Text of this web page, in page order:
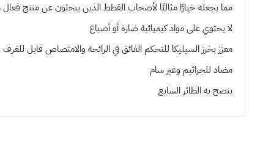
مما يجعله خيارًا مثاليًا لأصحاب القطط الذين يبحثون عن منتج
لا يحتوي على مواد كيميائية ضارة أو أصباغ
معزز بخرز السيليكا للتحكم الفائق في الرائحة والامتصاص قابل
مضاد للجراثيم وغير سام
ينصح بهالطائر السابع